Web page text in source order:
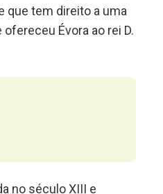
que tem direito a uma
Évora ao rei D.
no século XIII e